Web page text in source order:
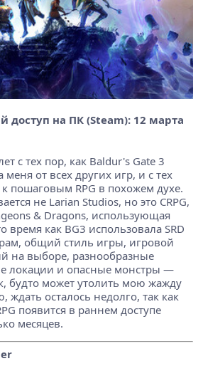
доступ на ПК (Steam): 12 марта
с тех пор, как Baldur's Gate 3
от всех других игр, и с тех
к пошаговым RPG в похожем духе.
не Larian Studios, но это CRPG,
& Dragons, использующая
время как BG3 использовала SRD
общий стиль игры, игровой
на выборе, разнообразные
локации и опасные монстры —
будто может утолить мою жажду
ждать осталось недолго, так как
появится в раннем доступе
месяцев.